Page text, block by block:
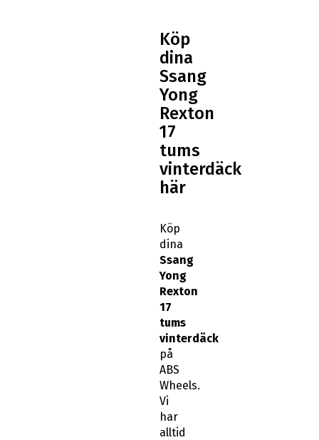
Köp
dina
Ssang
Yong
Rexton
17
tums
vinterdäck
här
Köp
dina
Ssang
Yong
Rexton
17
tums
vinterdäck
på
ABS
Wheels.
Vi
har
alltid